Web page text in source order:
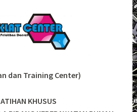
dan Training Center)
KHUSUS